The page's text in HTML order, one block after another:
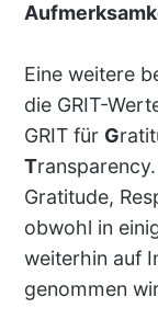
Eine weitere
die GRIT-
GRIT für G
T
Gratitude,
obwohl in
weiterhin auf
genommen